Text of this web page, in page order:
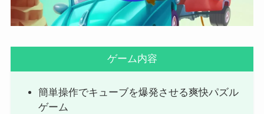
ゲーム内容
簡単操作でキューブを爆発させる爽快パズル
ゲーム